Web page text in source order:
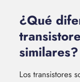
¿Qué
similares?
Los transistores